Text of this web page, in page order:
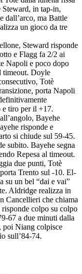
Steward, in tap-in,
dall’arco, ma Battle
un gioco da tre
Steward risponde
e Flagg fa 2/2 ai
Napoli e poco dopo
timeout. Doyle
Totè
porta Napoli
e tiro per il +17.
Bayehe
risponde e
si chiude sul 59-45.
subito. Bayehe segna
Repesa al timeout.
due punti, Totè
Trento sul -10. El-
su un bel “dai e vai”
Aldridge realizza in
Cancellieri che chiama
colpo su colpo
67 a due minuti dalla
poi Niang colpisce
sull’84-74.